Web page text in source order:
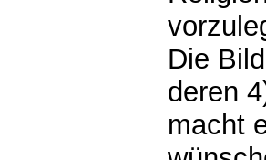
Die
deren
macht